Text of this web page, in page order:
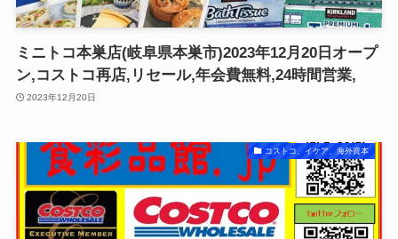
ミニトコ本巣店(岐阜県本巣市)2023年12月20日オープ
ン,コストコ再店,リセール,年会費無料,24時間営業,
2023年12月20日
コストコ、イケア、海外資本